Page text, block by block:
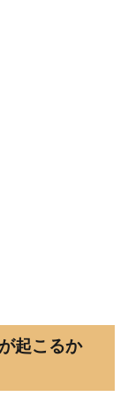
起こるか